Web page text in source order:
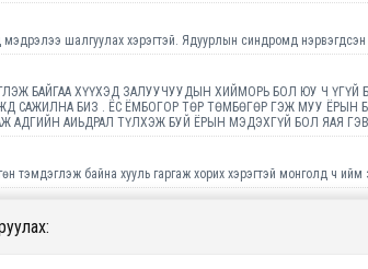
мэдрэлээ шалгуулах хэрэгтэй. Ядуурлын синдромд
БАЙГАА ХҮҮХЭД ЗАЛУУЧУУДЫН ХИЙМОРЬ БОЛ ЮУ Ч ҮГҮЙ
САЖИЛНА БИЗ . ЁС ЁМБОГОР ТӨР ТӨМБӨГӨР ГЭЖ МУУ ЁРЫН
АДГИЙН АИЬДРАЛ ТҮЛХЭЖ БУЙ ЁРЫН МЭДЭХГҮЙ БОЛ ЯАЯ
байна хууль гаргаж хорих хэрэгтэй монголд ч ийм